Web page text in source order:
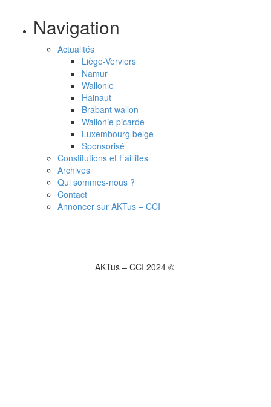
Navigation
Actualités
Liège-Verviers
Namur
Wallonie
Hainaut
Brabant wallon
Wallonie picarde
Luxembourg belge
Sponsorisé
Constitutions et Faillites
Archives
Qui sommes-nous ?
Contact
Annoncer sur AKTus – CCI
AKTus – CCI 2024 ©